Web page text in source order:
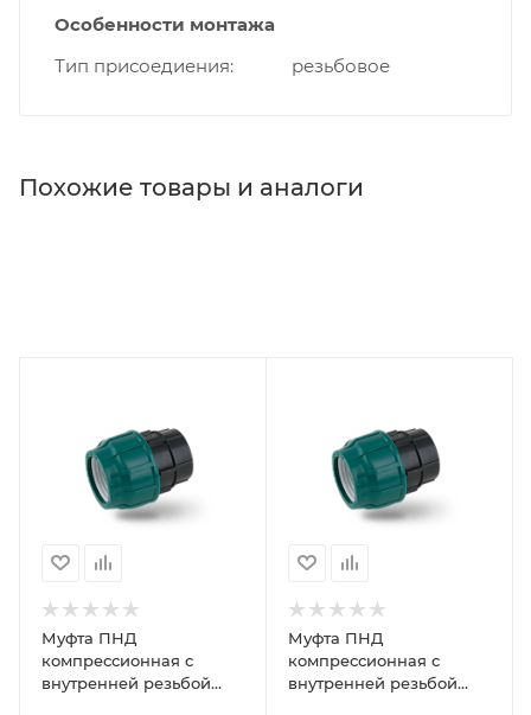
Особенности монтажа
Тип присоедиения
резьбовое
Похожие товары и аналоги
Муфта ПНД
компрессионная с
внутренней резьбой
Муфта ПНД
компрессионная с
внутренней резьбой